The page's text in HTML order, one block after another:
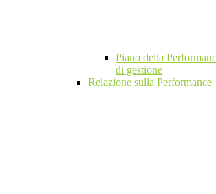
Piano della
di gestione
Relazione sulla Performance